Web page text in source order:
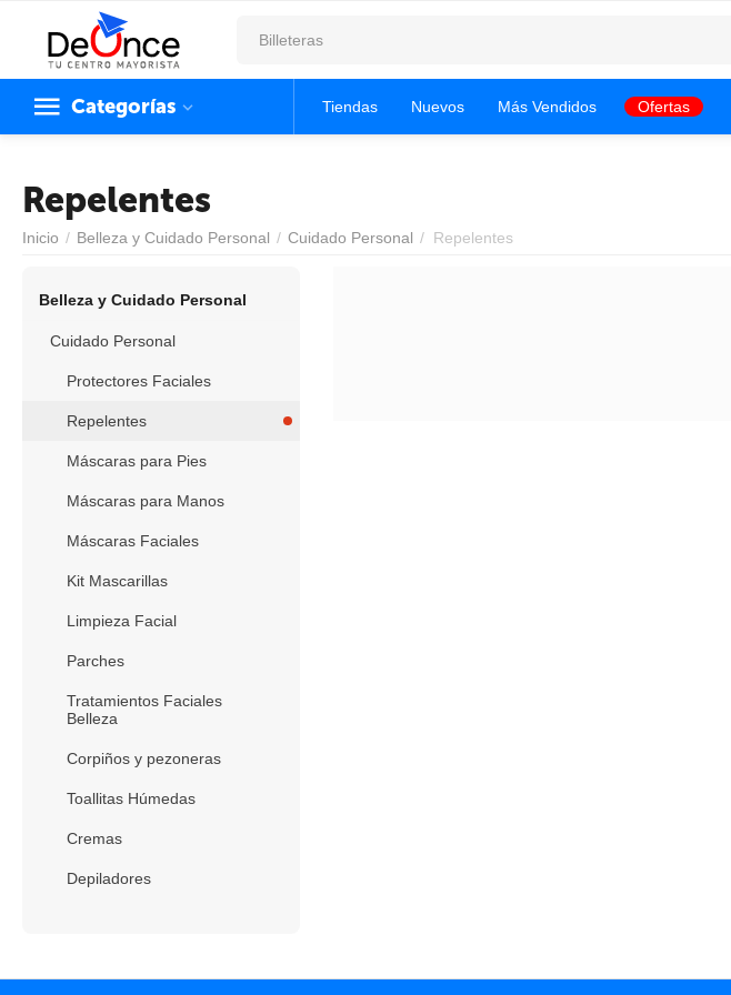
Categorías Tiendas Nuevos Más Vendidos Ofertas
Repelentes
Inicio / Belleza y Cuidado Personal / Cuidado Personal / Repelentes
Belleza y Cuidado Personal
Cuidado Personal
Protectores Faciales
Repelentes
Máscaras para Pies
Máscaras para Manos
Máscaras Faciales
Kit Mascarillas
Limpieza Facial
Parches
Tratamientos Faciales
Belleza
Corpiños y pezoneras
Toallitas Húmedas
Cremas
Depiladores